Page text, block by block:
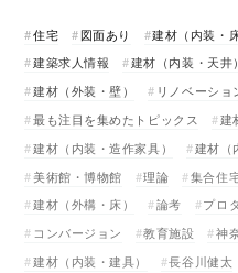
住宅 図面あり 建材（内装・床
建築求人情報
建材（内装・天井）
建材（外装・壁）
リノベーショ
最も注目を集めたトピックス
建
建材（内装・造作家具）
建材（
美術館・博物館
理論 集合住
建材（外構・床）
論考 プロ
コンバージョン
教育施設 神
建材（内装・建具）
長谷川健太